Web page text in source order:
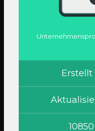
Erstellt